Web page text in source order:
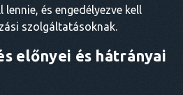
lennie, és engedélyezve kell
szolgáltatásoknak.
előnyei és hátrányai